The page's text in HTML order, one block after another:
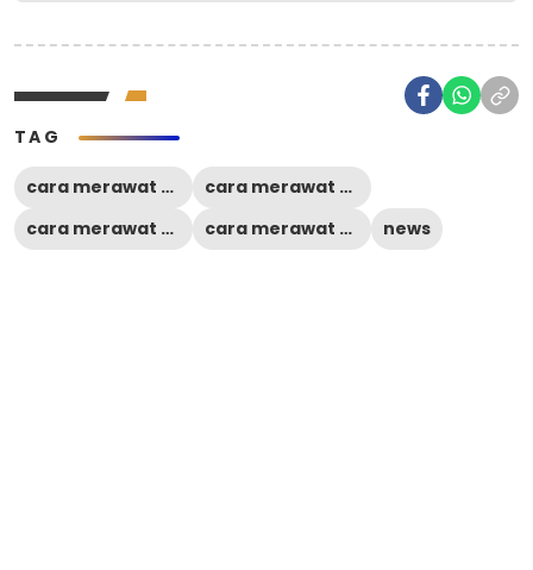
TAG
cara merawat wajah
cara merawat wajah agar tidak kusam
cara merawat wajah berjerawat
cara merawat wajah secara alami news